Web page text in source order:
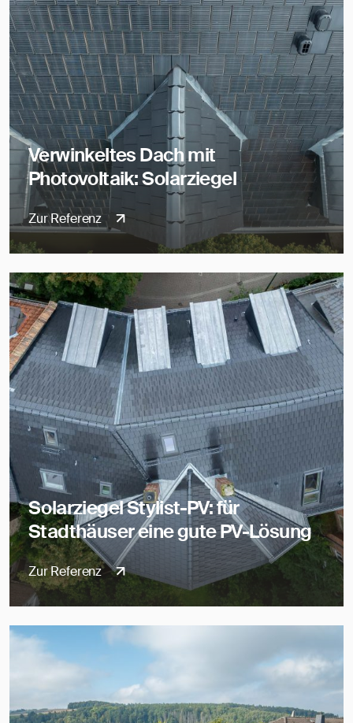
Verwinkeltes Dach mit
Photovoltaik: Solarziegel
Zur Referenz
Solarziegel Stylist-PV: für
Stadthäuser eine gute PV-Lösung
Zur Referenz